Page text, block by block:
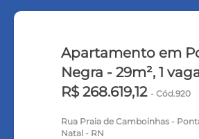
Apartamento em
Negra - 29m², 1
R$ 268.619,12 - Cód.920
Rua Praia de Camboinhas -
Natal - RN